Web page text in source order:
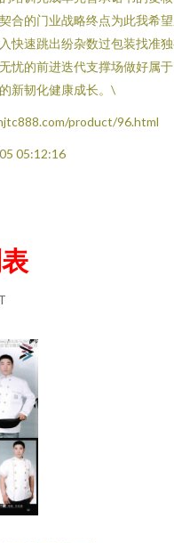
合的门业战略终点为此我希
快速跳出纷杂数过包装找准
忧的前进迭代支撑场做好属
新韧化健康成长。\
product/96.html
05:12:16